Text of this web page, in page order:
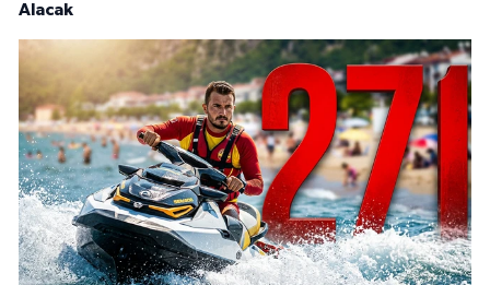
Alacak